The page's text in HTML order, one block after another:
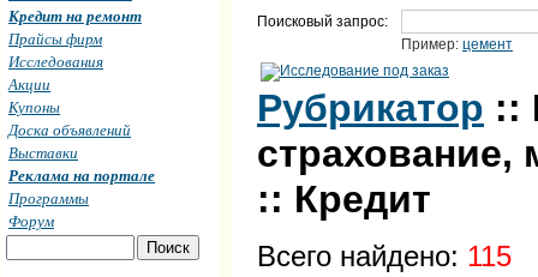
Поисковый запрос:
Пример: цемент
Рубрикатор ::
страхование,
:: Кредит
Всего найдено: 115
Кредит на ремонт
Прайсы фирм
Исследования
Акции
Купоны
Доска объявлений
Выставки
Реклама на портале
Программы
Форум